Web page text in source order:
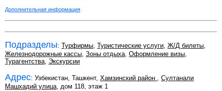
Дополнительная информация
Подразделы: Турфирмы, Туристические услуги, Ж/Д билеты,
Железнодорожные кассы, Зоны отдыха, Оформление визы,
Турагентства, Экскурсии
Адрес: Узбекистан, Ташкент, Хамзинский район , Султанали
Машхадий улица, дом 118, этаж 1